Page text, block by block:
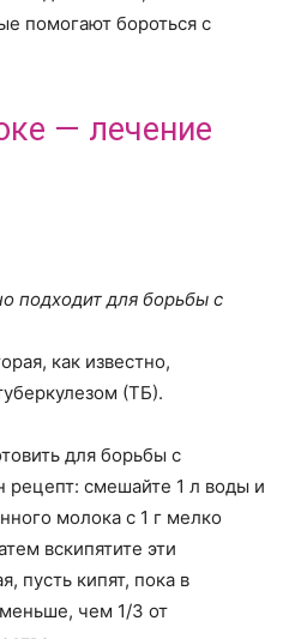
помогают бороться с
— лечение
подходит для борьбы с
как известно,
(ТБ).
для борьбы с
рецепт: смешайте 1 л воды и
молока с 1 г мелко
вскипятите эти
пусть кипят, пока в
чем 1/3 от